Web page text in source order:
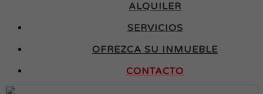
ALQUILER
SERVICIOS
OFREZCA SU INMUEBLE
CONTACTO